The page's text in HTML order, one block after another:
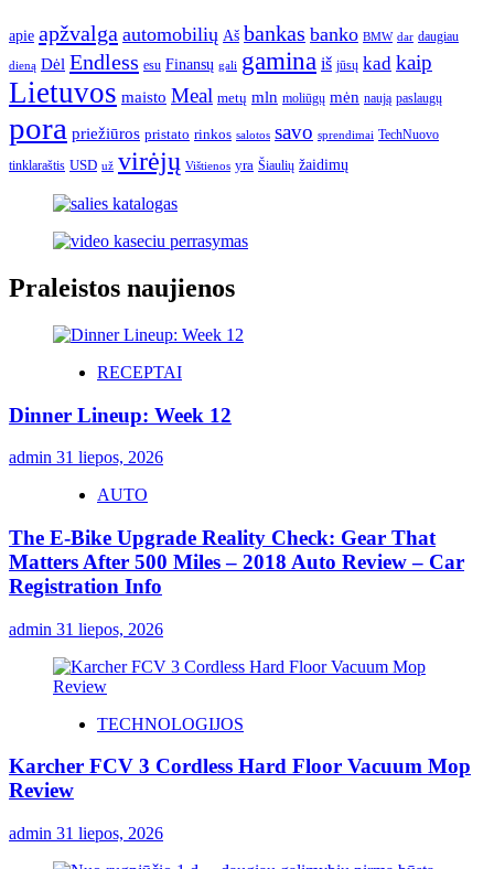
apie apžvalga automobilių Aš bankas banko BMW dar daugiau
dieną Dėl Endless esu Finansų gali gamina iš jūsų kad kaip
Lietuvos maisto Meal metų mln moliūgų mėn naują paslaugų
pora priežiūros pristato rinkos salotos savo sprendimai TechNuovo
tinklaraštis USD už virėjų Vištienos yra Šiaulių žaidimų
Praleistos naujienos
RECEPTAI
Dinner Lineup: Week 12
admin 31 liepos, 2026
AUTO
The E-Bike Upgrade Reality Check: Gear That
Matters After 500 Miles – 2018 Auto Review – Car
Registration Info
admin 31 liepos, 2026
TECHNOLOGIJOS
Karcher FCV 3 Cordless Hard Floor Vacuum Mop
Review
admin 31 liepos, 2026